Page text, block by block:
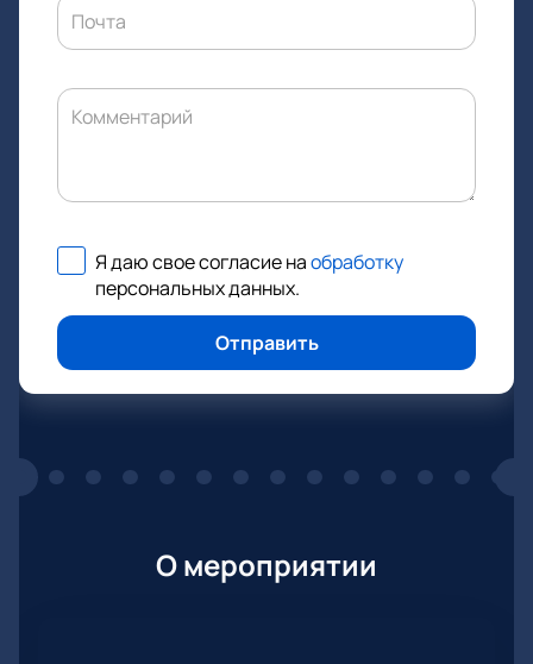
Почта
Комментарий
Я даю свое согласие наобработку
персональных данных.
Отправить
О мероприятии